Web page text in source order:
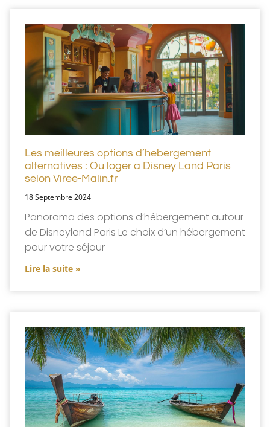
Les meilleures options d’hebergement
alternatives : Ou loger a Disney Land Paris
selon Viree-Malin.fr
18 Septembre 2024
Panorama des options d’hébergement autour
de Disneyland Paris Le choix d’un hébergement
pour votre séjour
Lire la suite »